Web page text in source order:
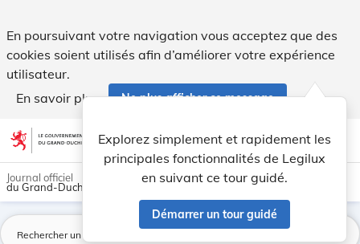
En poursuivant votre navigation vous acceptez que des
cookies soient utilisés afin d’améliorer votre expérience
utilisateur.
En savoir plus
Ne plus afficher ce message
Aller au contenu account_circle help Aide
Explorez simplement et rapidement les
principales fonctionnalités de Legilux
en suivant ce tour guidé.
Démarrer un tour guidé
light_mode dark_mode
Journal officiel
du Grand-Duché de Luxembourg